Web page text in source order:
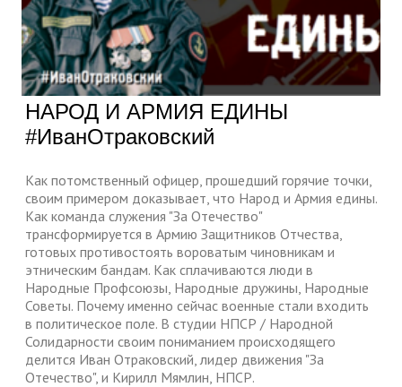
НАРОД И АРМИЯ ЕДИНЫ
#ИванОтраковский
Как потомственный офицер, прошедший горячие точки,
своим примером доказывает, что Народ и Армия едины.
Как команда служения "За Отечество"
трансформируется в Армию Защитников Отчества,
готовых противостоять вороватым чиновникам и
этническим бандам. Как сплачиваются люди в
Народные Профсоюзы, Народные дружины, Народные
Советы. Почему именно сейчас военные стали входить
в политическое поле. В студии НПСР / Народной
Солидарности своим пониманием происходящего
делится Иван Отраковский, лидер движения "За
Отечество", и Кирилл Мямлин, НПСР.